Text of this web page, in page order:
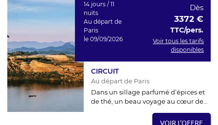
14 jours / 11
nuits
Au départ de
Paris
le 09/09/2026
Dès
3372 €
TTC/pers.
Voir tous les tarifs
disponibles
CIRCUIT
Au départ de Paris
Dans un sillage parfumé d’épices et
de thé, un beau voyage au cœur de...
VOIR L'OFFRE